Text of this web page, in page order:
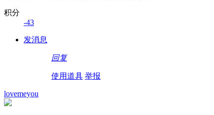
积分
-43
发消息
回复
使用道具 举报
lovemeyou